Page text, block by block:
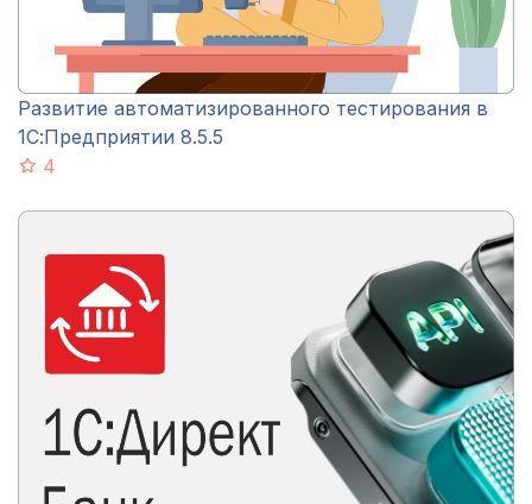
Развитие автоматизированного тестирования в
1С:Предприятии 8.5.5
4